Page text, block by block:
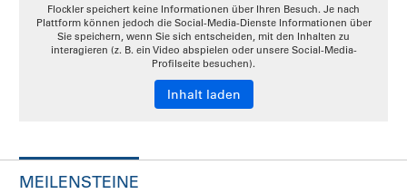
Flockler speichert keine Informationen über Ihren Besuch. Je nach
Plattform können jedoch die Social-Media-Dienste Informationen über
Sie speichern, wenn Sie sich entscheiden, mit den Inhalten zu
interagieren (z. B. ein Video abspielen oder unsere Social-Media-
Profilseite besuchen).
Inhalt laden
MEILENSTEINE